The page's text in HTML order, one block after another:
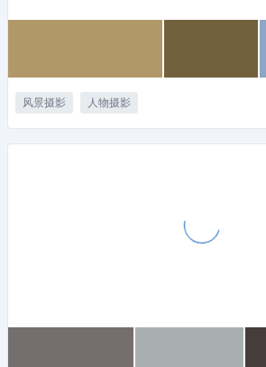
风景摄影 人物摄影